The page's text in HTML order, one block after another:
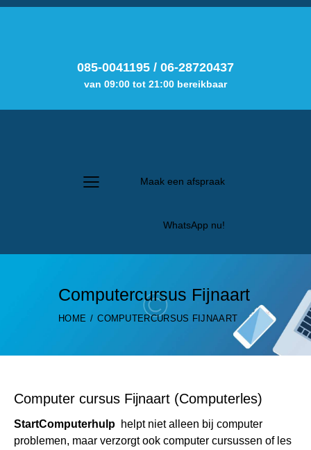
085-0041195 / 06-28720437
van 09:00 tot 21:00 bereikbaar
Maak een afspraak
WhatsApp nu!
Computercursus Fijnaart
HOME COMPUTERCURSUS FIJNAART
Computer cursus Fijnaart (Computerles)
StartComputerhulp helpt niet alleen bij computer
problemen, maar verzorgt ook computer cursussen of les